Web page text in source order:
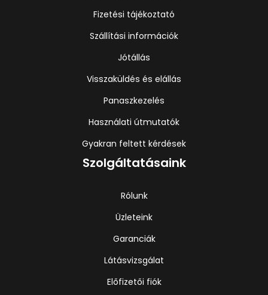
Fizetési tájékoztató
Szállítási információk
Jótállás
Visszaküldés és elállás
Panaszkezelés
Használati útmutatók
Gyakran feltett kérdések
Szolgáltatásaink
Rólunk
Üzleteink
Garanciák
Látásvizsgálat
Előfizetői fiók